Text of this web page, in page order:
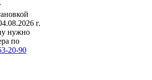
г.
нужно
по
20-90